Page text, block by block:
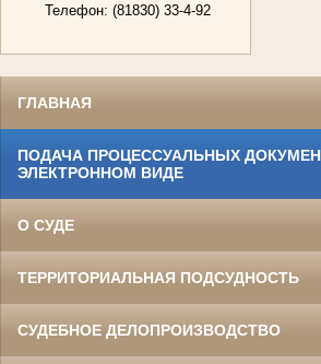
Телефон: (81830) 33-4-92
ГЛАВНАЯ
ПОДАЧА ПРОЦЕССУАЛЬНЫХ
ЭЛЕКТРОННОМ ВИДЕ
О СУДЕ
ТЕРРИТОРИАЛЬНАЯ ПОДСУДНОСТЬ
СУДЕБНОЕ ДЕЛОПРОИЗВОДСТВО